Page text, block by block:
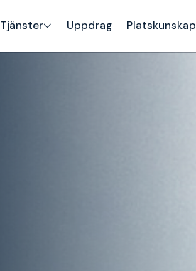
Tjänster Uppdrag Platskunskap